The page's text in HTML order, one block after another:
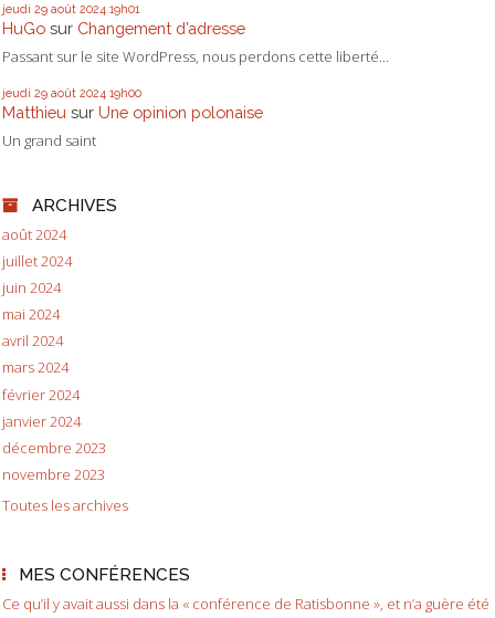
jeudi 29 août 2024 19h01
HuGo sur Changement d’adresse
Passant sur le site WordPress, nous perdons cette liberté...
jeudi 29 août 2024 19h00
Matthieu sur Une opinion polonaise
Un grand saint
ARCHIVES
août 2024
juillet 2024
juin 2024
mai 2024
avril 2024
mars 2024
février 2024
janvier 2024
décembre 2023
novembre 2023
Toutes les archives
MES CONFÉRENCES
Ce qu’il y avait aussi dans la « conférence de Ratisbonne », et n’a guère été